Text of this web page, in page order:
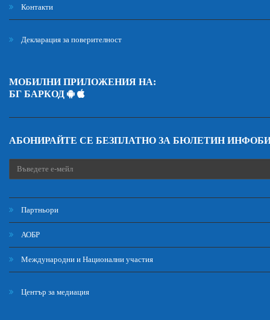
Контакти
Декларация за поверителност
МОБИЛНИ ПРИЛОЖЕНИЯ НА:
БГ БАРКОД
АБОНИРАЙТЕ СЕ БЕЗПЛАТНО ЗА БЮЛЕТИН
Партньори
АОБР
Международни и Национални участия
Център за медиация